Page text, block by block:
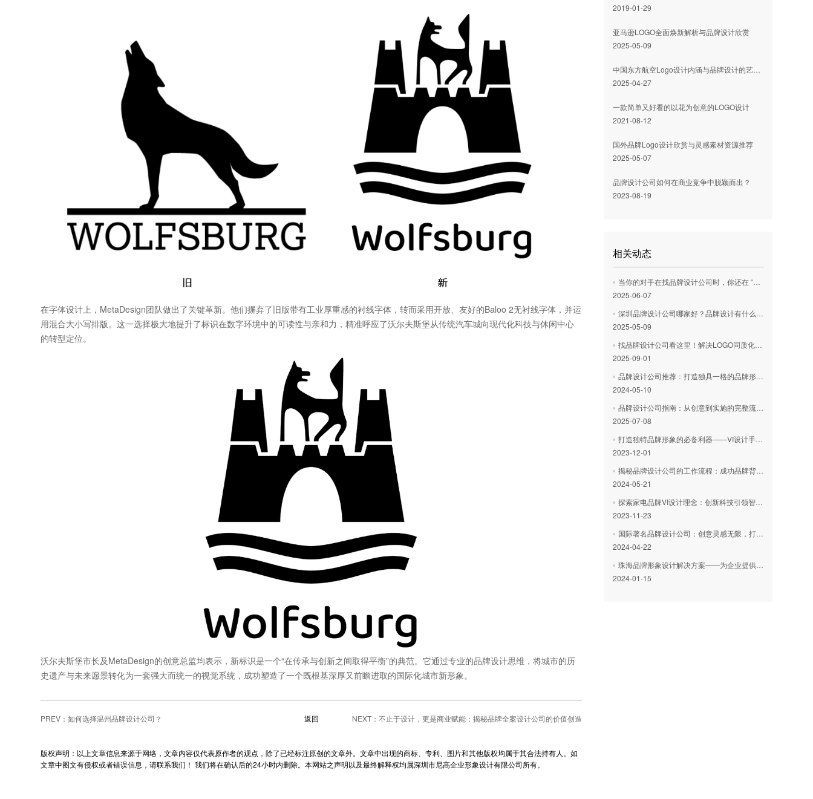
在字体设计上，MetaDesign团队做出了关键革新。他们摒弃了旧版带有工业厚重感的衬线字体，转而采用开放、友好的Baloo 2无衬线字体，并运
用混合大小写排版。这一选择极大地提升了标识在数字环境中的可读性与亲和力，精准呼应了沃尔夫斯堡从传统汽车城向现代化科技与休闲中心
的转型定位。
沃尔夫斯堡市长及MetaDesign的创意总监均表示，新标识是一个“在传承与创新之间取得平衡”的典范。它通过专业的品牌设计思维，将城市的历
史遗产与未来愿景转化为一套强大而统一的视觉系统，成功塑造了一个既根基深厚又前瞻进取的国际化城市新形象。
PREV：如何选择温州品牌设计公司？ NEXT：不止于设计，更是商业赋能：揭秘品牌全案设计公司的价值创造
返回
版权声明：以上文章信息来源于网络，文章内容仅代表原作者的观点，除了已经标注原创的文章外。文章中出现的商标、专利、图片和其他版权均属于其合法持有人。如
文章中图文有侵权或者错误信息，请联系我们！ 我们将在确认后的24小时内删除。本网站之声明以及最终解释权均属深圳市尼高企业形象设计有限公司所有。
2019-01-29
亚马逊LOGO全面焕新解析与品牌设计欣赏
2025-05-09
​中国东方航空Logo设计内涵与品牌设计的艺术魅力
2025-04-27
一款简单又好看的以花为创意的LOGO设计
2021-08-12
国外品牌Logo设计欣赏与灵感素材资源推荐
2025-05-07
品牌设计公司如何在商业竞争中脱颖而出？
2023-08-19
相关动态
当你的对手在找品牌设计公司时，你还在 “自己瞎搞”？聊聊竞争壁垒的第一块砖
2025-06-07
深圳品牌设计公司哪家好？品牌设计有什么意义？
2025-05-09
找品牌设计公司看这里！解决LOGO同质化、VI落地难，提升品牌认知与溢价
2025-09-01
品牌设计公司推荐：打造独具一格的品牌形象，助力业务成功！
2024-05-10
‌品牌设计公司指南：从创意到实施的完整流程解析‌
2025-07-08
打造独特品牌形象的必备利器——VI设计手册案例剖析
2023-12-01
揭秘品牌设计公司的工作流程：成功品牌背后的秘密
2024-05-21
探索家电品牌VI设计理念：创新科技引领智能家居时代
2023-11-23
国际著名品牌设计公司：创意灵感无限，打造独特品牌形象
2024-04-22
珠海品牌形象设计解决方案——为企业提供创新的品牌形象设计服务
2024-01-15